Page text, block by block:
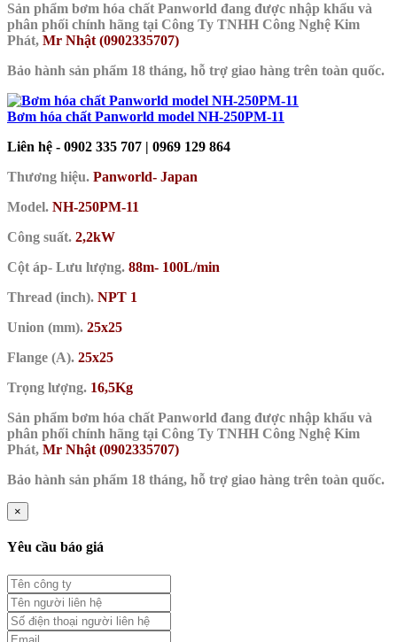
Sản phẩm bơm hóa chất Panworld đang được nhập khẩu và
phân phối chính hãng tại Công Ty TNHH Công Nghệ Kim
Phát, Mr Nhật (0902335707)
Bảo hành sản phẩm 18 tháng, hỗ trợ giao hàng trên toàn quốc.
Bơm hóa chất Panworld model NH-250PM-11
Liên hệ - 0902 335 707 | 0969 129 864
Thương hiệu. Panworld- Japan
Model. NH-250PM-11
Công suất. 2,2kW
Cột áp- Lưu lượng. 88m- 100L/min
Thread (inch). NPT 1
Union (mm). 25x25
Flange (A). 25x25
Trọng lượng. 16,5Kg
Sản phẩm bơm hóa chất Panworld đang được nhập khẩu và
phân phối chính hãng tại Công Ty TNHH Công Nghệ Kim
Phát, Mr Nhật (0902335707)
Bảo hành sản phẩm 18 tháng, hỗ trợ giao hàng trên toàn quốc.
×
Yêu cầu báo giá